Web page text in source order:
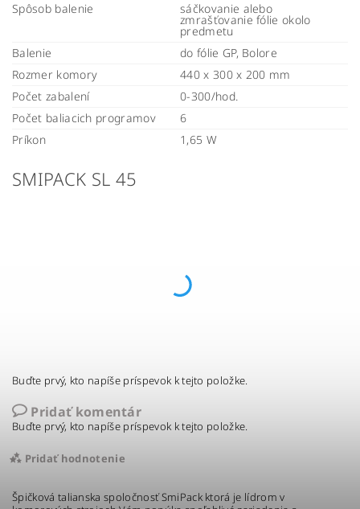
Spôsob balenie
sáčkovanie alebo
zmrašťovanie fólie okolo
predmetu
Balenie
do fólie GP, Bolore
Rozmer komory
440 x 300 x 200 mm
Počet zabalení
0-300/hod.
Počet baliacich programov
6
Príkon
1,65 W
SMIPACK SL 45
Buďte prvý, kto napíše príspevok k tejto položke.
Pridať komentár
Buďte prvý, kto napíše príspevok k tejto položke.
Pridať hodnotenie
Špičková talianska spoločnosť SmiPack ktorá je lídrom v